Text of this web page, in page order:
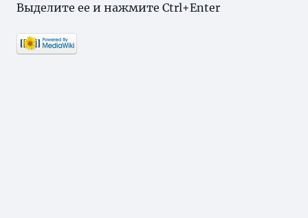
Выделите ее и нажмите Ctrl+Enter